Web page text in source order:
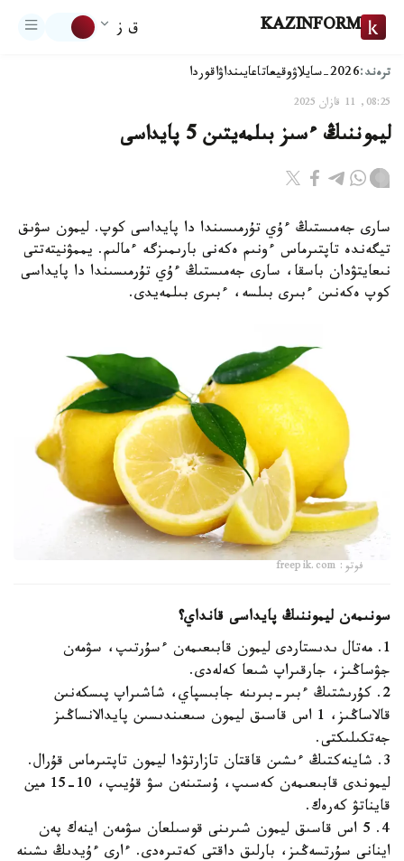
KAZINFORM ق ز
ترەند:2026-سايلاۋ وقيعاتاعايىنداۋاقوردا
08:25, 11 قازان 2025
ليموننىڭ ءسىز بىلمەيتىن 5 پايداسى
سارى جەمىستىڭ ءۇي تۇرمىسىندا دا پايداسى كوپ. ليمون سۋىق
تيگەندە تاپتىرماس ءونىم ەكەنى بارىمىزگە ءمالىم. يممۋنيتەتتى
نىعايتۋدان باسقا، سارى جەمىستىڭ ءۇي تۇرمىسىندا دا پايداسى
كوپ ەكەنىن ءبىرى بىلسە، ءبىرى بىلمەيدى.
فوتو: freepik.com
سونىمەن ليموننىڭ پايداسى قانداي؟
1. مەتال ىدىستاردى ليمون قابىعىمەن ءسۇرتىپ، سۋمەن
جۋساڭىز، جارقىراپ شىعا كەلەدى.
2. كۇرىشتىڭ ءبىر-بىرىنە جابىسپاي، شاشىراپ پىسكەنىن
قالاساڭىز، 1 اس قاسىق ليمون سىعىندىسىن پايدالانساڭىز
جەتكىلىكتى.
3. شاينەكتىڭ ءىشىن قاقتان تازارتۋدا ليمون تاپتىرماس قۇرال.
ليموندى قابىعىمەن كەسىپ، ۇستىنەن سۋ قۇيىپ، 10-15 مين
قايناتۋ كەرەك.
4. 5 اس قاسىق ليمون شىرىنى قوسىلعان سۋمەن اينەك پەن
اينانى سۇرتسەڭىز، بارلىق داقتى كەتىرەدى. ءارى ءۇيدىڭ ىشىنە